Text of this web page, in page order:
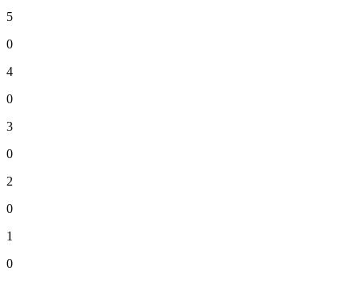
5
0
4
0
3
0
2
0
1
0